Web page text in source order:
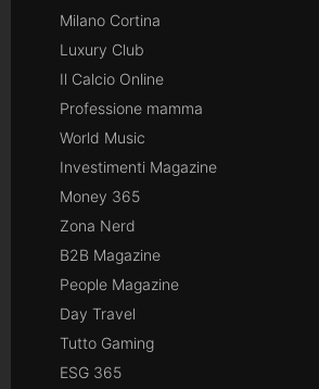
Milano Cortina
Luxury Club
Il Calcio Online
Professione mamma
World Music
Investimenti Magazine
Money 365
Zona Nerd
B2B Magazine
People Magazine
Day Travel
Tutto Gaming
ESG 365